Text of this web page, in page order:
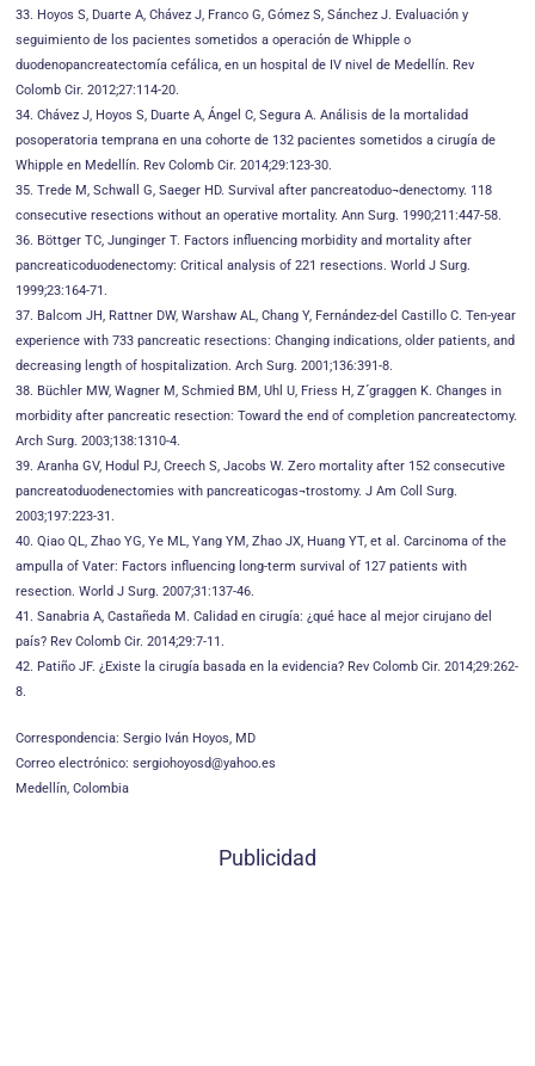
33. Hoyos S, Duarte A, Chávez J, Franco G, Gómez S, Sánchez J. Evaluación y
seguimiento de los pacientes sometidos a operación de Whipple o
duodenopancreatectomía cefálica, en un hospital de IV nivel de Medellín. Rev
Colomb Cir. 2012;27:114-20.
34. Chávez J, Hoyos S, Duarte A, Ángel C, Segura A. Análisis de la mortalidad
posoperatoria temprana en una cohorte de 132 pacientes sometidos a cirugía de
Whipple en Medellín. Rev Colomb Cir. 2014;29:123-30.
35. Trede M, Schwall G, Saeger HD. Survival after pancreatoduo¬denectomy. 118
consecutive resections without an operative mortality. Ann Surg. 1990;211:447-58.
36. Böttger TC, Junginger T. Factors influencing morbidity and mortality after
pancreaticoduodenectomy: Critical analysis of 221 resections. World J Surg.
1999;23:164-71.
37. Balcom JH, Rattner DW, Warshaw AL, Chang Y, Fernández-del Castillo C. Ten-year
experience with 733 pancreatic resections: Changing indications, older patients, and
decreasing length of hospitalization. Arch Surg. 2001;136:391-8.
38. Büchler MW, Wagner M, Schmied BM, Uhl U, Friess H, Z´graggen K. Changes in
morbidity after pancreatic resection: Toward the end of completion pancreatectomy.
Arch Surg. 2003;138:1310-4.
39. Aranha GV, Hodul PJ, Creech S, Jacobs W. Zero mortality after 152 consecutive
pancreatoduodenectomies with pancreaticogas¬trostomy. J Am Coll Surg.
2003;197:223-31.
40. Qiao QL, Zhao YG, Ye ML, Yang YM, Zhao JX, Huang YT, et al. Carcinoma of the
ampulla of Vater: Factors influencing long-term survival of 127 patients with
resection. World J Surg. 2007;31:137-46.
41. Sanabria A, Castañeda M. Calidad en cirugía: ¿qué hace al mejor cirujano del
país? Rev Colomb Cir. 2014;29:7-11.
42. Patiño JF. ¿Existe la cirugía basada en la evidencia? Rev Colomb Cir. 2014;29:262-
8.
Correspondencia: Sergio Iván Hoyos, MD
Correo electrónico: sergiohoyosd@yahoo.es
Medellín, Colombia
Publicidad